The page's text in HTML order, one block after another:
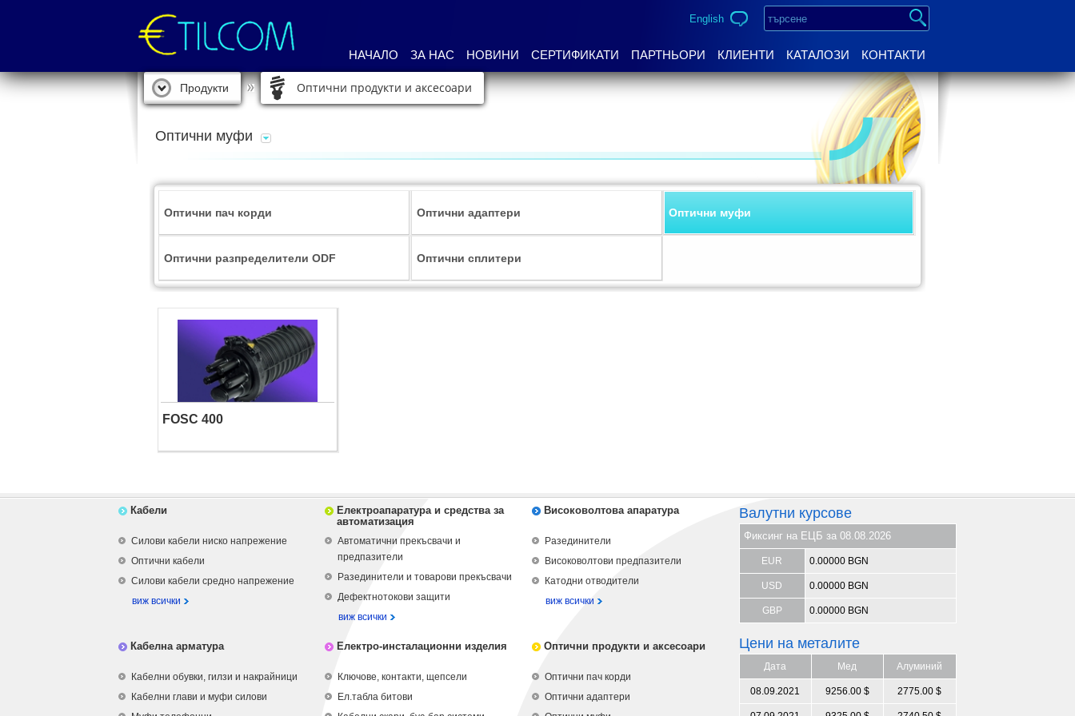
English
НАЧАЛО ЗА НАС НОВИНИ СЕРТИФИКАТИ ПАРТНЬОРИ КЛИЕНТИ КАТАЛОЗИ КОНТАКТИ
Продукти Оптични продукти и аксесоари
Оптични муфи
Оптични пач корди Оптични адаптери Оптични муфи
Оптични разпределители ODF Оптични сплитери
FOSC 400
Кабели
Силови кабели ниско напрежение
Оптични кабели
Силови кабели средно напрежение
виж всички
Електроапаратура и средства за
автоматизация
Автоматични прекъсвачи и
предпазители
Разединители и товарови прекъсвачи
Дефектнотокови защити
виж всички
Високоволтова апаратура
Разединители
Високоволтови предпазители
Катодни отводители
виж всички
Кабелна арматура
Кабелни обувки, гилзи и накрайници
Кабелни глави и муфи силови
Електро-инсталационни изделия
Ключове, контакти, щепсели
Ел.табла битови
Оптични продукти и аксесоари
Оптични пач корди
Оптични адаптери
Валутни курсове
Фиксинг на ЕЦБ за 08.08.2026
EUR 0.00000 BGN
USD 0.00000 BGN
GBP 0.00000 BGN
Цени на металите
Дата Мед Алуминий
08.09.2021 9256.00 $ 2775.00 $